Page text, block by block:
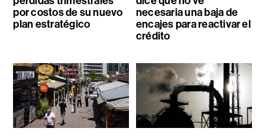
por costos de su nuevo
plan estratégico
necesaria una baja de
encajes para reactivar el
crédito